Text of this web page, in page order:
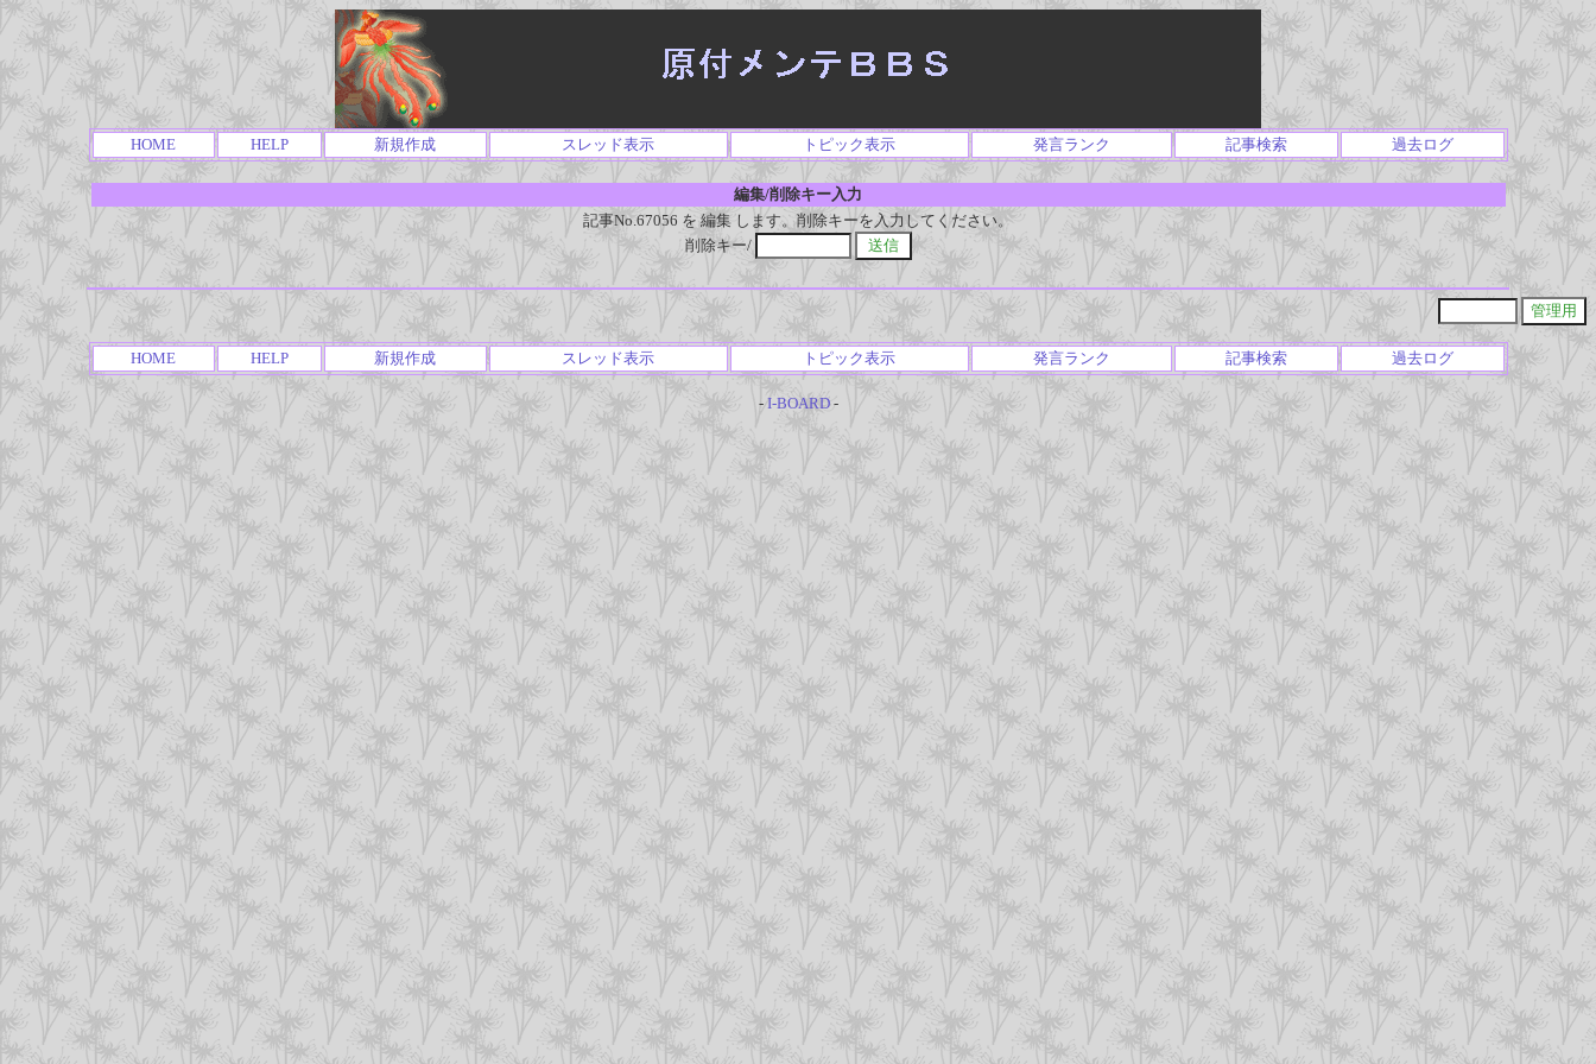
HOME HELP 新規作成 スレッド表示 トピック表示 発言ランク 記事検索 過去ログ
編集/削除キー入力
記事No.67056 を 編集 します。削除キーを入力してください。
削除キー/
HOME HELP 新規作成 スレッド表示 トピック表示 発言ランク 記事検索 過去ログ
- I-BOARD-